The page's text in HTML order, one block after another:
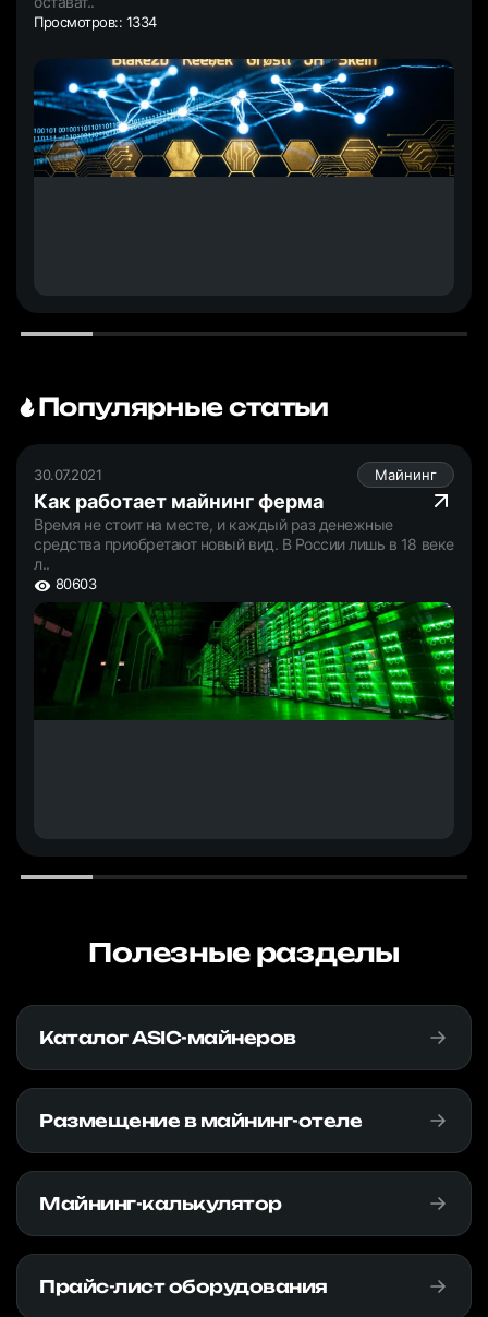
Просмотров:: 1334
Популярные статьи
30.07.2021 Майнинг
Как работает майнинг ферма
Время не стоит на месте, и каждый раз денежные
средства приобретают новый вид. В России лишь в 18 веке
л..
80603
Полезные разделы
Каталог ASIC-майнеров
Размещение в майнинг-отеле
Майнинг-калькулятор
Прайс-лист оборудования